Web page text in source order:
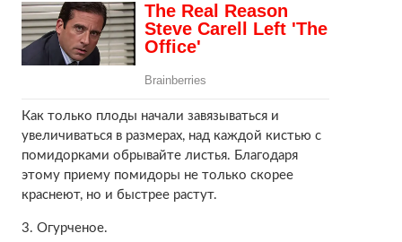
Как только плоды начали завязываться и
увеличиваться в размерах, над каждой кистью с
помидорками обрывайте листья. Благодаря
этому приему помидоры не только скорее
краснеют, но и быстрее растут.
3. Огурченое.